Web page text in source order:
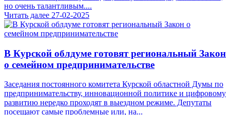
но очень талантливым....
Читать далее 27-02-2025
В Курской облдуме готовят региональный Закон
о семейном предпринимательстве
Заседания постоянного комитета Курской областной Думы по
предпринимательству, инновационной политике и цифровому
развитию нередко проходят в выездном режиме. Депутаты
посещают самые проблемные или, на...